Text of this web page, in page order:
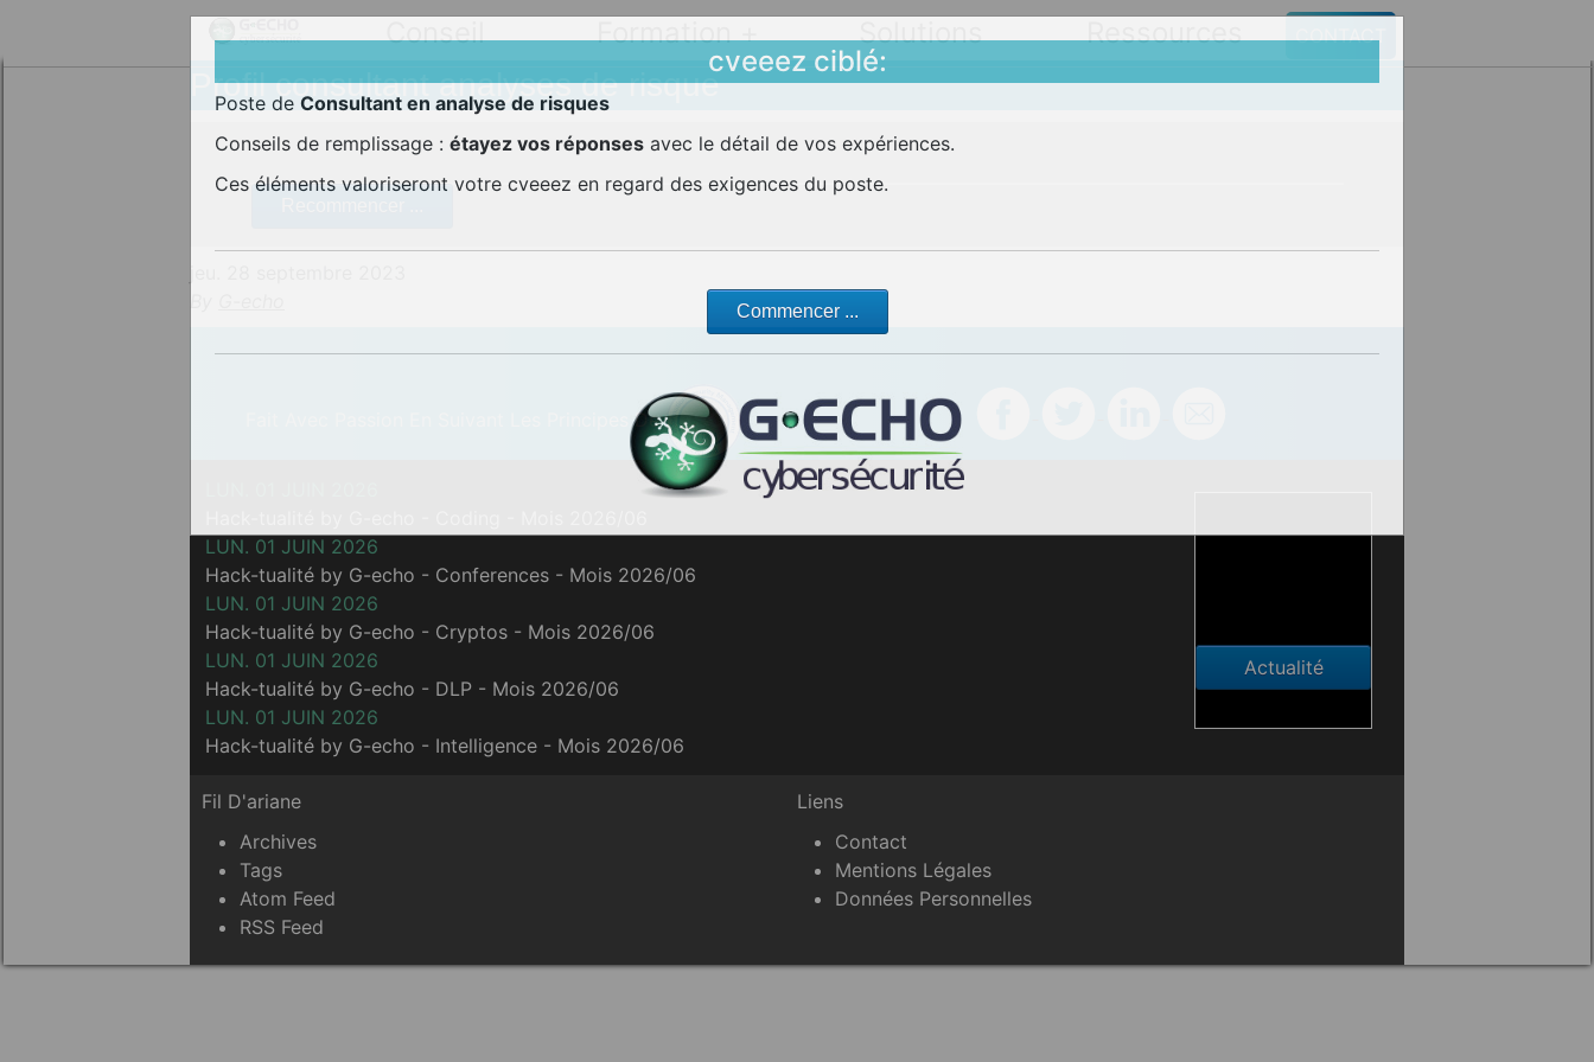
CONTACT
Conseil Formation + Solutions Ressources
Profil consultant analyses de risque
cveeez ciblé:
Poste de Consultant en analyse de risques
Conseils de remplissage : étayez vos réponses avec le détail de vos expériences.
Ces éléments valoriseront votre cveeez en regard des exigences du poste.
Commencer ...
Fait Avec Passion En Suivant Les Principes De
Actualité
LUN. 01 JUIN 2026
Hack-tualité by G-echo - Conferences - Mois 2026/06
LUN. 01 JUIN 2026
Hack-tualité by G-echo - Cryptos - Mois 2026/06
LUN. 01 JUIN 2026
Hack-tualité by G-echo - DLP - Mois 2026/06
LUN. 01 JUIN 2026
Hack-tualité by G-echo - Intelligence - Mois 2026/06
Fil D'ariane
Archives
Tags
Atom Feed
RSS Feed
Liens
Contact
Mentions Légales
Données Personnelles